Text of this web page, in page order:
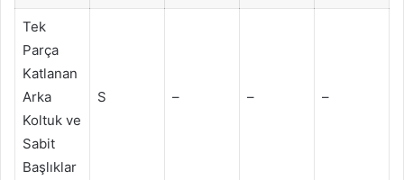
Tek
Parça
Katlanan
Arka
Koltuk ve
Sabit
Başlıklar
S – – –